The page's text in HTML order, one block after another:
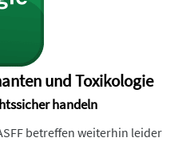
und Toxikologie
handeln
betreffen weiterhin leider